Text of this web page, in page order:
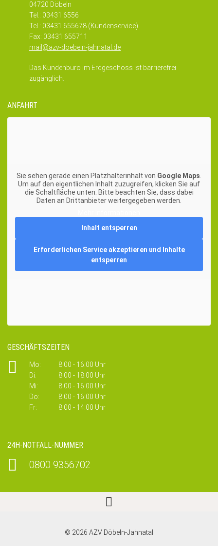
04720 Döbeln
Tel.: 03431 6556
Tel.: 03431 655678 (Kundenservice)
Fax: 03431 655711
mail@azv-doebeln-jahnatal.de
Das Kundenbüro im Erdgeschoss ist barrierefrei
zugänglich.
ANFAHRT
Sie sehen gerade einen Platzhalterinhalt von Google Maps
Um auf den eigentlichen Inhalt zuzugreifen, klicken Sie auf
die Schaltfläche unten. Bitte beachten Sie, dass dabei
Daten an Drittanbieter weitergegeben werden.
Inhalt entsperren
Erforderlichen Service akzeptieren und Inhalte
entsperren
GESCHÄFTSZEITEN
Mo:
8:00 - 16:00 Uhr
Di:
8:00 - 18:00 Uhr
Mi:
8:00 - 16:00 Uhr
Do:
8:00 - 16:00 Uhr
Fr:
8:00 - 14:00 Uhr
24H-NOTFALL-NUMMER
0800 9356702
© 2026 AZV Döbeln-Jahnatal